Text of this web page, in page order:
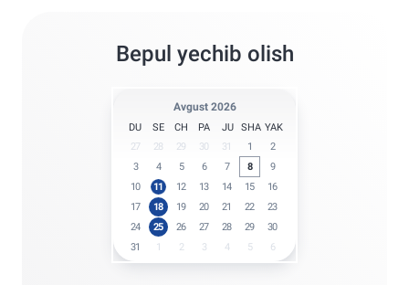
Bepul yechib olish
Avgust 2026
DU SE CH PA JU SHA YAK
27
28 29 30 31 1
2
3
4 5 6 7 8
9
10
11 12 13 14 15
16
17
18 19 20 21 22
23
24
25 26 27 28 29
30
31
1 2 3 4 5 6